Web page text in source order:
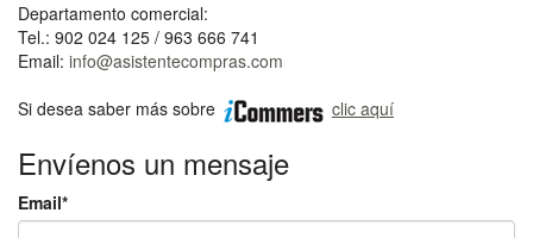
Departamento comercial:
Tel.: 902 024 125 / 963 666 741
Email: info@asistentecompras.com
Si desea saber más sobre
clic aquí
Envíenos un mensaje
Email*